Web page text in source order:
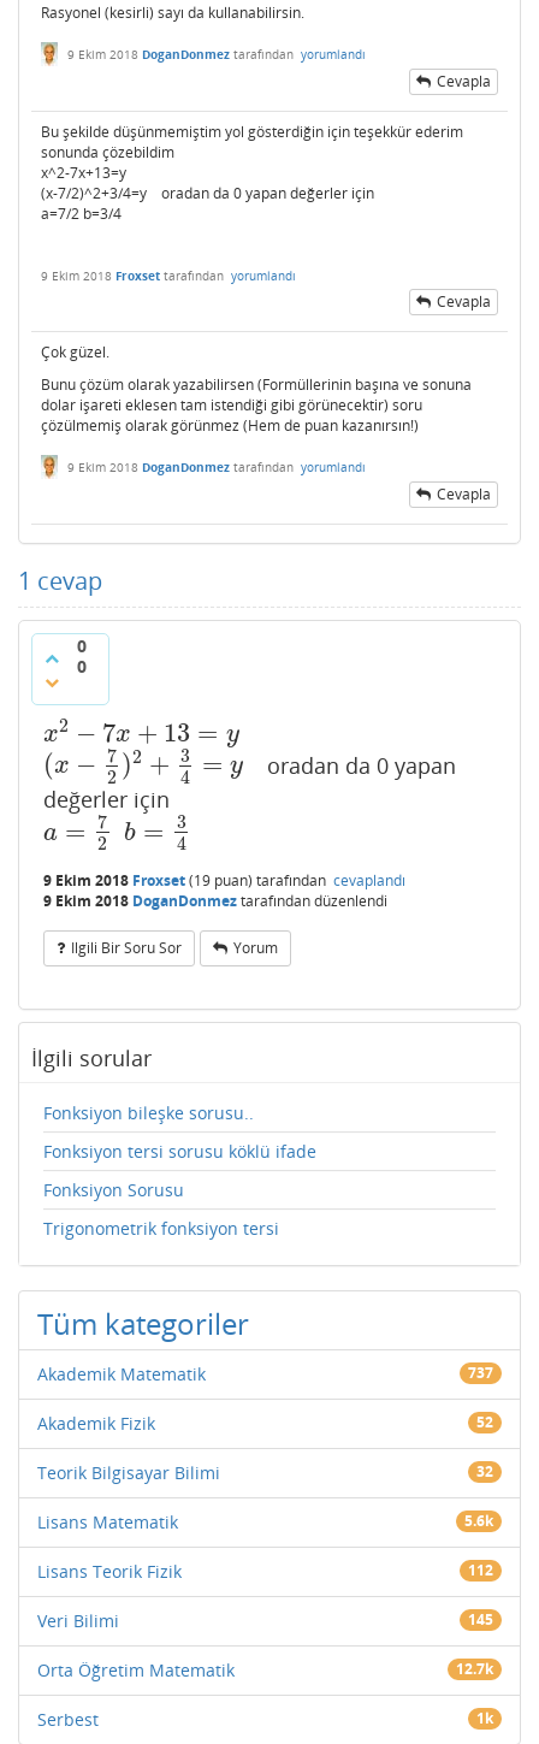
Rasyonel (kesirli) sayı da kullanabilirsin.
9 Ekim 2018 DoganDonmez tarafından yorumlandı
Cevapla
Bu şekilde düşünmemiştim yol gösterdiğin için teşekkür ederim
sonunda çözebildim
x^2-7x+13=y
(x-7/2)^2+3/4=y oradan da 0 yapan değerler için
a=7/2 b=3/4
9 Ekim 2018 Froxset tarafından yorumlandı
Cevapla
Çok güzel.
Bunu çözüm olarak yazabilirsen (Formüllerinin başına ve sonuna
dolar işareti eklesen tam istendiği gibi görünecektir) soru
çözülmemiş olarak görünmez (Hem de puan kazanırsın!)
9 Ekim 2018 DoganDonmez tarafından yorumlandı
Cevapla
1 cevap
0
0
x2 − 7x + 13 = y
x2− 7x +13 =y
(x −
7
2 )2 + 3
4
= y
(x− 72 2+34 =y
oradan da 0 yapan
değerler için
a =
7
2
a=72 b =
3
4
b =34
9 Ekim 2018 Froxset(19 puan) tarafından cevaplandı
9 Ekim 2018 DoganDonmeztarafındandüzenlendi
Ilgili Bir Soru Sor Yorum
İlgili sorular
Fonksiyon bileşke sorusu..
Fonksiyon tersi sorusu köklü ifade
Fonksiyon Sorusu
Trigonometrik fonksiyon tersi
Tüm kategoriler
Akademik Matematik 737
Akademik Fizik 52
Teorik Bilgisayar Bilimi 32
Lisans Matematik 5.6k
Lisans Teorik Fizik 112
Veri Bilimi 145
Orta Öğretim Matematik 12.7k
Serbest 1k